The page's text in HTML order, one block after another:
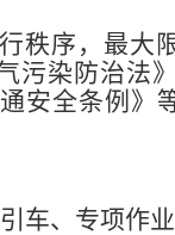
秩序，最大
污染防治法
安全条例》
车、专项作业